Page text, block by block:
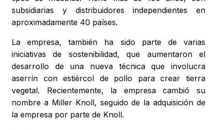
subsidiarias y distribuidores independientes en
aproximadamente 40 países.
La empresa, también ha sido parte de varias
iniciativas de sostenibilidad, que aumentaron el
desarrollo de una nueva técnica que involucra
aserrín con estiércol de pollo para crear tierra
vegetal. Recientemente, la empresa cambió su
nombre a Miller Knoll, seguido de la adquisición de
la empresa por parte de Knoll.